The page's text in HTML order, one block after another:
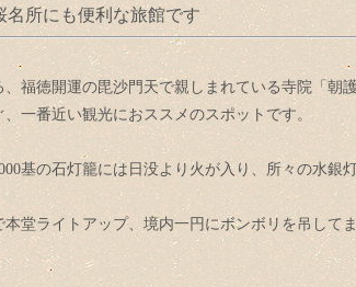
所にも便利な旅館です
福徳開運の毘沙門天で親しまれている寺院「朝
一番近い観光におススメのスポットです。
基の石灯籠には日没より火が入り、所々の水銀
本堂ライトアップ、境内一円にボンボリを吊して